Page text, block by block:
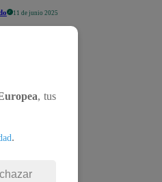
11 de junio 2025
, tus
.